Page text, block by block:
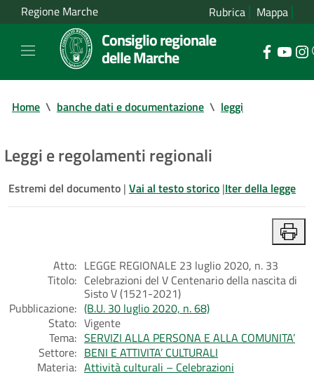
Regione Marche Rubrica Mappa
Consiglio regionale
delle Marche
Home \ banche dati e documentazione \ leggi
Leggi e regolamenti regionali
Estremi del documento | Vai al testo storico |Iter della legge
Atto: LEGGE REGIONALE 23 luglio 2020, n. 33
Titolo: Celebrazioni del V Centenario della nascita di
Sisto V (1521-2021)
Pubblicazione: (B.U. 30 luglio 2020, n. 68)
Stato: Vigente
Tema: SERVIZI ALLA PERSONA E ALLA COMUNITA’
Settore: BENI E ATTIVITA’ CULTURALI
Materia: Attività culturali – Celebrazioni